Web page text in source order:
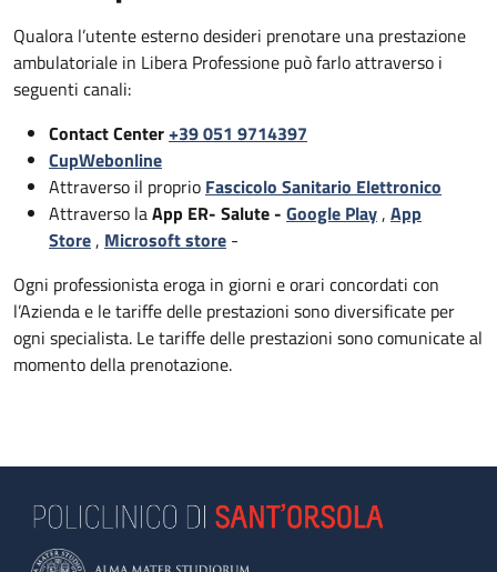
Qualora l’utente esterno desideri prenotare una prestazione
ambulatoriale in Libera Professione può farlo attraverso i
seguenti canali:
Contact Center+39 051 9714397
CupWebonline
Attraverso il proprio Fascicolo Sanitario Elettronico
Attraverso laApp ER- Salute - Google Play, App
Store, Microsoft store -
Ogni professionista eroga in giorni e orari concordati con
l’Azienda e le tariffe delle prestazioni sono diversificate per
ogni specialista. Le tariffe delle prestazioni sono comunicate al
momento della prenotazione.